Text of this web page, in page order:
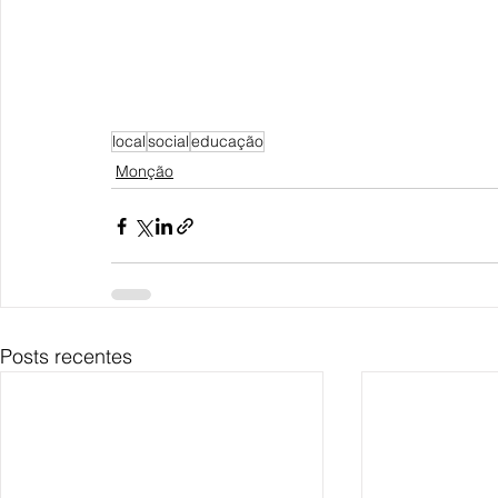
localsocialeducação
Monção
Posts recentes